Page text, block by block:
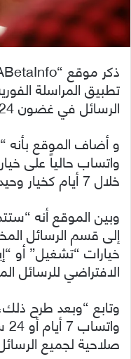
تطبيق المراسلة
الرسائل في غضون 24 ساعة.
و أضاف الموقع بأنه
واتساب حالياً على
خلال 7 أيام كخيار وحيد”.
إلى قسم الرسائل
خيارات “تشغيل” أو
الافتراضي للرسائل
وتابع “وبعد طرح
صلاحية لجميع